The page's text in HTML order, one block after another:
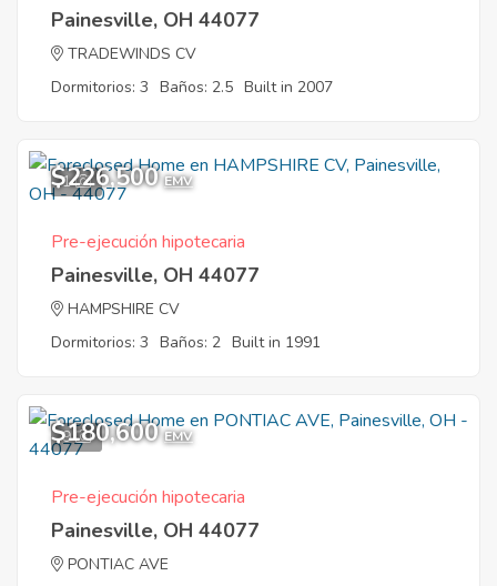
Painesville, OH 44077
TRADEWINDS CV
Dormitorios: 3 Baños: 2.5 Built in 2007
1
$226,500 EMV
Pre-ejecución hipotecaria
Painesville, OH 44077
HAMPSHIRE CV
Dormitorios: 3 Baños: 2 Built in 1991
9
$180,600 EMV
Pre-ejecución hipotecaria
Painesville, OH 44077
PONTIAC AVE